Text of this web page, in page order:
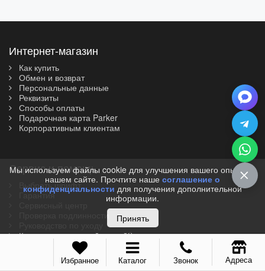
Интернет-магазин
Как купить
Обмен и возврат
Персональные данные
Реквизиты
Способы оплаты
Подарочная карта Parker
Корпоративным клиентам
Сервис и помощь
Выбрать шрифт
Гарантия
Проверка подлинности
Как писать перьевой ручкой?
Информация
Популярные вопросы
Избранное Каталог Звонок Адреса
Мы используем файлы cookie для улучшения вашего опыта на
нашем сайте. Прочтите наше соглашение о
конфиденциальности для получения дополнительной
информации.
Принять